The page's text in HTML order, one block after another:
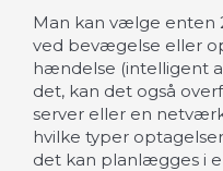
Man kan vælge enten
ved bevægelse eller
hændelse (intelligent
det, kan det også
server eller en
hvilke typer
det kan planlægges i